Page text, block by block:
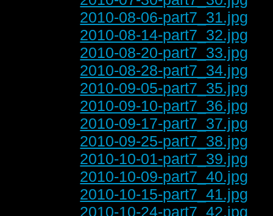
2010-08-06-part7_31.jpg
2010-08-14-part7_32.jpg
2010-08-20-part7_33.jpg
2010-08-28-part7_34.jpg
2010-09-05-part7_35.jpg
2010-09-10-part7_36.jpg
2010-09-17-part7_37.jpg
2010-09-25-part7_38.jpg
2010-10-01-part7_39.jpg
2010-10-09-part7_40.jpg
2010-10-15-part7_41.jpg
2010-10-24-part7_42.jpg